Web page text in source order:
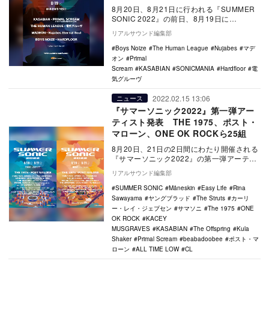
8月20日、8月21日に行われる『SUMMER
SONIC 2022』の前日、8月19日に
『SONICMANIA』の開催が決定。…
リアルサウンド編集部
Boys Noize
The Human League Nujabes
マデ
オン
Primal
Scream
KASABIAN SONICMANIA Hardfloor
電
気グルーヴ
ニュース 2022.02.15 13:06
『サマーソニック2022』第一弾アー
ティスト発表 THE 1975、ポスト・
マローン、ONE OK ROCKら25組
8月20日、21日の2日間にわたり開催される
『サマーソニック2022』の第一弾アーティ
ストが発表された。 第一弾で発表され
た…
リアルサウンド編集部
SUMMER SONIC
Måneskin Easy Life
Rina
Sawayama
ヤングブラッド The Struts
カーリ
ー・レイ・ジェプセン
サマソニ The 1975
ONE
OK ROCK
KACEY
MUSGRAVES
KASABIAN The Offspring
Kula
Shaker
Primal Scream beabadoobee
ポスト・マ
ローン
ALL TIME LOW CL